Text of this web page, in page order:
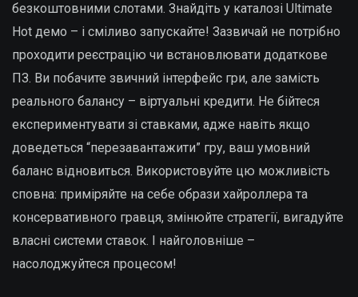
безкоштовними слотами. Знайдіть у каталозі Ultimate
Hot демо – і сміливо запускайте! Зазвичай не потрібно
проходити реєстрацію чи встановлювати додаткове
ПЗ. Ви побачите звичний інтерфейс гри, але замість
реального балансу – віртуальні кредити. Не бійтеся
експериментувати зі ставками, адже навіть якщо
доведеться “перезавантажити” гру, ваш умовний
баланс відновиться. Використовуйте цю можливість
сповна: приміряйте на себе образи хайроллера та
консервативного гравця, змінюйте стратегії, вигадуйте
власні системи ставок. І найголовніше –
насолоджуйтеся процесом!